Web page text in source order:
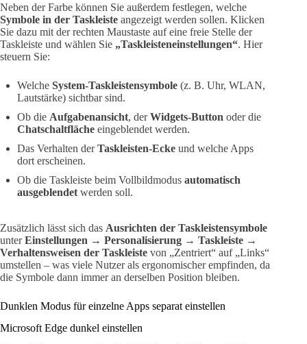
Neben der Farbe können Sie außerdem festlegen, welche
Symbole in der Taskleiste angezeigt werden sollen. Klicken
Sie dazu mit der rechten Maustaste auf eine freie Stelle der
Taskleiste und wählen Sie „Taskleisteneinstellungen“. Hier
steuern Sie:
Welche System-Taskleistensymbole (z. B. Uhr, WLAN,
Lautstärke) sichtbar sind.
Ob die Aufgabenansicht, derWidgets-Button oder die
Chatschaltfläche eingeblendet werden.
Das Verhalten derTaskleisten-Ecke und welche Apps
dort erscheinen.
Ob die Taskleiste beim Vollbildmodus automatisch
ausgeblendet werden soll.
Zusätzlich lässt sich das Ausrichten der Taskleistensymbole
unterEinstellungen → Personalisierung → Taskleiste →
Verhaltensweisen der Taskleiste von „Zentriert“ auf „Links“
umstellen – was viele Nutzer als ergonomischer empfinden, da
die Symbole dann immer an derselben Position bleiben.
Dunklen Modus für einzelne Apps separat einstellen
Microsoft Edge dunkel einstellen